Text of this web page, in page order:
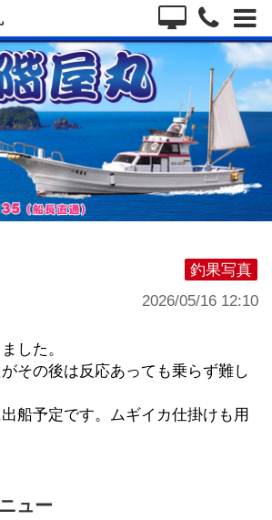
釣果写真
2026/05/16 12:10
した。
その後は反応あっても乗らず難し
船予定です。ムギイカ仕掛けも用
ュー